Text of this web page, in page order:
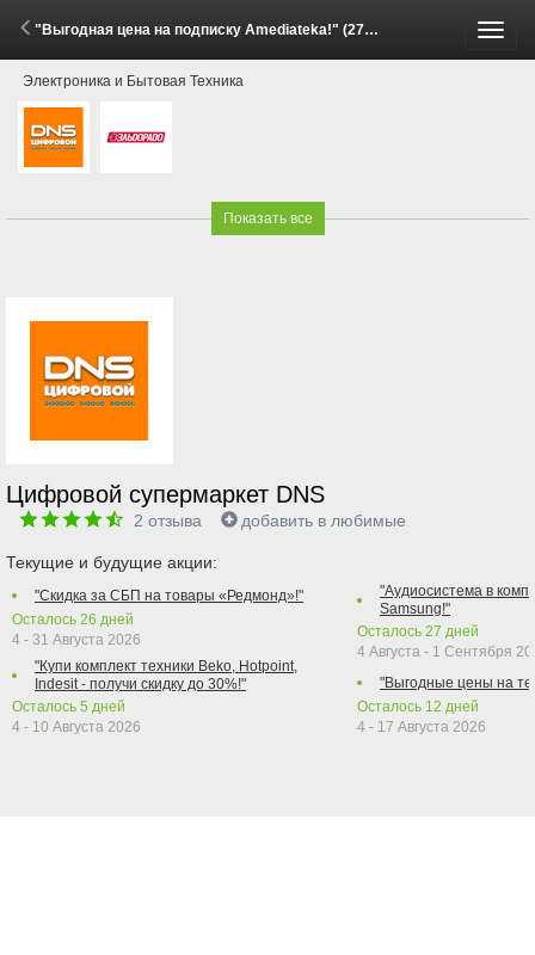
"Выгодная цена на подписку Amediateka!" (27 Апреля - 11 Мая 2026)
Электроника и Бытовая Техника
Показать все
Цифровой супермаркет DNS
2 отзыва добавить в любимые
Текущие и будущие акции:
"Скидка за СБП на товары «Редмонд»!"
Осталось 26 дней
4 - 31 Августа 2026
"Купи комплект техники Beko, Hotpoint,
Indesit - получи скидку до 30%!"
Осталось 5 дней
4 - 10 Августа 2026
"Аудиосистема в
Samsung!"
Осталось 27 дней
4 Августа - 1 Сентября
"Выгодные цены на
Осталось 12 дней
4 - 17 Августа 2026